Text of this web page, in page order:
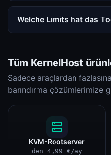
Welche Limits hat das
Tüm KernelHost
Sadece araçlardan
barındırma çözümlerimize
KVM-Rootserver
den 4,99 €/ay